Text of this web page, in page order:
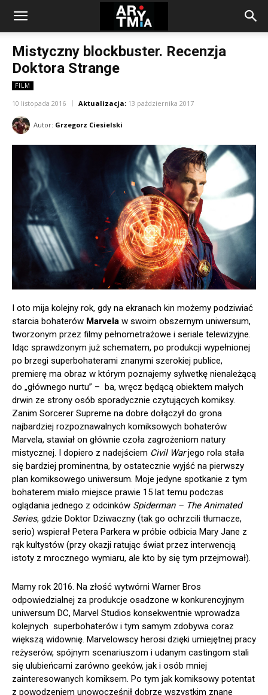
arytmia.eu
Mistyczny blockbuster. Recenzja
Doktora Strange
FILM
10 listopada 2016 Aktualizacja: 13 października 2017
Autor: Grzegorz Ciesielski
I oto mija kolejny rok, gdy na ekranach kin możemy podziwiać
starcia bohaterów Marvela w swoim obszernym uniwersum,
tworzonym przez filmy pełnometrażowe i seriale telewizyjne.
Idąc sprawdzonym już schematem, po produkcji wypełnionej
po brzegi superbohaterami znanymi szerokiej publice,
premierę ma obraz w którym poznajemy sylwetkę nienależącą
do „głównego nurtu” – ba, wręcz będącą obiektem małych
drwin ze strony osób sporadycznie czytujących komiksy.
Zanim Sorcerer Supreme na dobre dołączył do grona
najbardziej rozpoznawalnych komiksowych bohaterów
Marvela, stawiał on głównie czoła zagrożeniom natury
mistycznej. I dopiero z nadejściem Civil Warjego rola stała
się bardziej prominentna, by ostatecznie wyjść na pierwszy
plan komiksowego uniwersum. Moje jedyne spotkanie z tym
bohaterem miało miejsce prawie 15 lat temu podczas
oglądania jednego z odcinków Spiderman – The Animated
Series, gdzie Doktor Dziwaczny (tak go ochrzcili tłumacze,
serio) wspierał Petera Parkera w próbie odbicia Mary Jane z
rąk kultystów (przy okazji ratując świat przez interwencją
istoty z mrocznego wymiaru, ale kto by się tym przejmował).
Mamy rok 2016. Na złość wytwórni Warner Bros
odpowiedzialnej za produkcje osadzone w konkurencyjnym
uniwersum DC, Marvel Studios konsekwentnie wprowadza
kolejnych superbohaterów i tym samym zdobywa coraz
większą widownię. Marvelowscy herosi dzięki umiejętnej pracy
reżyserów, spójnym scenariuszom i udanym castingom stali
się ulubieńcami zarówno geeków, jak i osób mniej
zainteresowanych komiksem. Po tym jak komiksowy potentat
z powodzeniem unowocześnił dobrze wszystkim znane